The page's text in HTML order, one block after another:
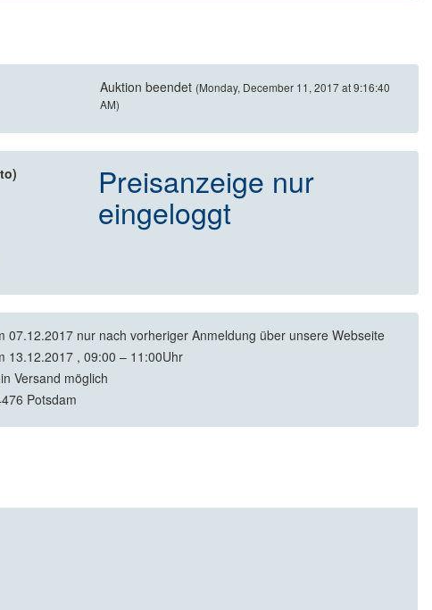
Auktion beendet (Monday, December 11, 2017 at 9:16:40
AM)
Preisanzeige nur
eingeloggt
07.12.2017 nur nach vorheriger Anmeldung über unsere Webseite
13.12.2017 , 09:00 – 11:00Uhr
Versand möglich
Potsdam